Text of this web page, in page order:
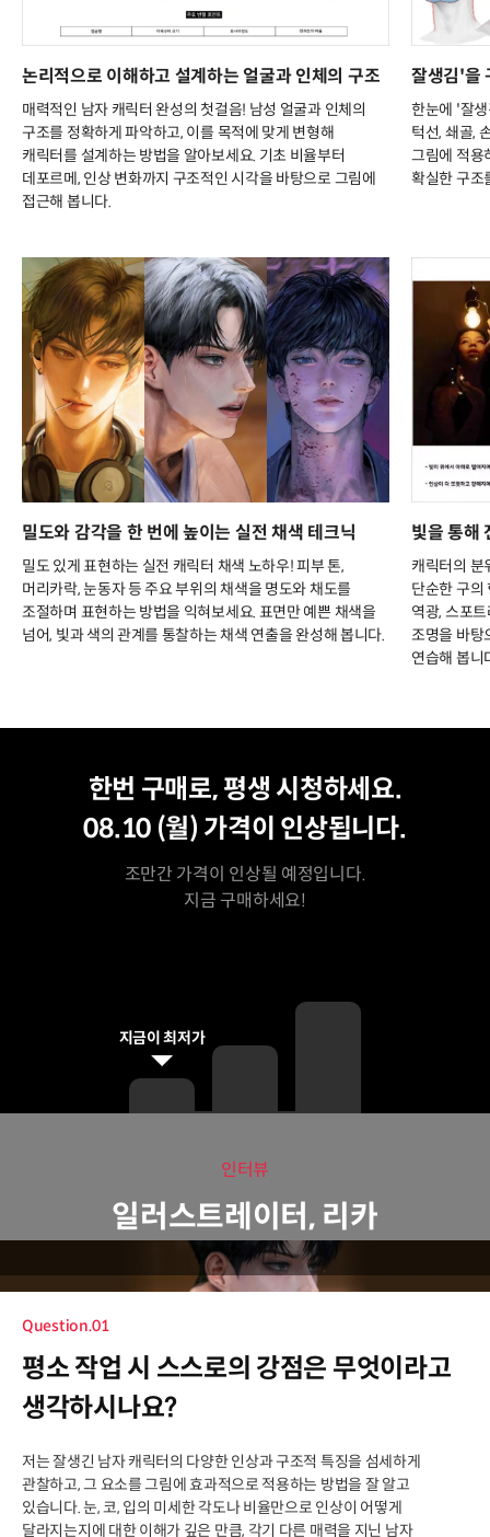
논리적으로 이해하고 설계하는 얼굴과 인체의 구조
매력적인 남자 캐릭터 완성의 첫걸음! 남성 얼굴과 인체의
구조를 정확하게 파악하고, 이를 목적에 맞게 변형해
캐릭터를 설계하는 방법을 알아보세요. 기초 비율부터
데포르메, 인상 변화까지 구조적인 시각을 바탕으로 그림에
접근해 봅니다.
잘생김'을
한눈에 '잘
턱선, 쇄골,
그림에 적용
확실한 구조
밀도와 감각을 한 번에 높이는 실전 채색 테크닉
밀도 있게 표현하는 실전 캐릭터 채색 노하우! 피부 톤,
머리카락, 눈동자 등 주요 부위의 채색을 명도와 채도를
조절하며 표현하는 방법을 익혀보세요. 표면만 예쁜 채색을
넘어, 빛과 색의 관계를 통찰하는 채색 연출을 완성해 봅니다.
빛을 통해
캐릭터의 분
단순한 구의
역광, 스포
조명을 바탕
연습해 봅니
한번 구매로, 평생 시청하세요.
08.10 (월) 가격이 인상됩니다.
조만간 가격이 인상될 예정입니다.
지금 구매하세요!
지금이 최저가
인터뷰
일러스트레이터, 리카
Question.01
평소 작업 시 스스로의 강점은 무엇이라고
생각하시나요?
저는 잘생긴 남자 캐릭터의 다양한 인상과 구조적 특징을 섬세하게
관찰하고, 그 요소를 그림에 효과적으로 적용하는 방법을 잘 알고
있습니다. 눈, 코, 입의 미세한 각도나 비율만으로 인상이 어떻게
달라지는지에 대한 이해가 깊은 만큼, 각기 다른 매력을 지닌 남자